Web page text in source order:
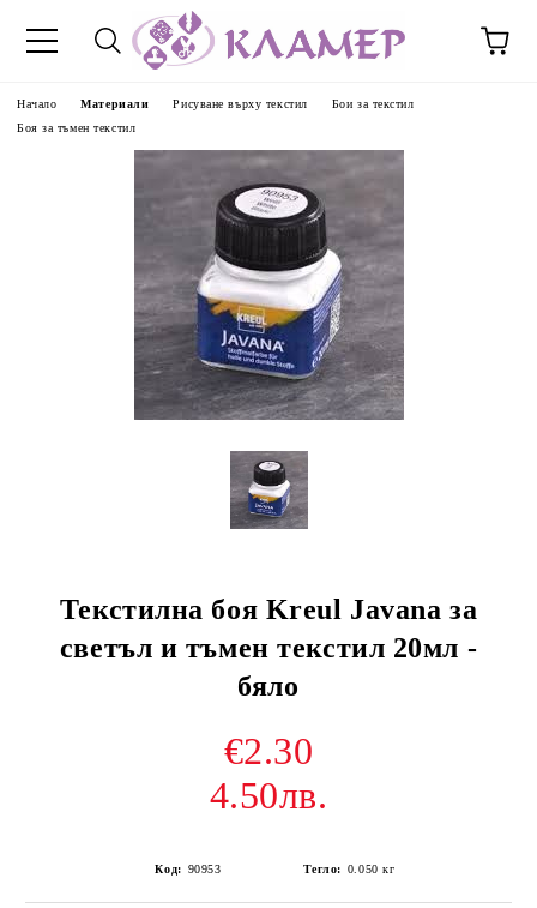
Начало Материали Рисуване върху текстил
Бои за текстил
Боя за тъмен текстил
Текстилна боя Kreul Javana за
светъл и тъмен текстил 20мл -
бяло
€2.30
4.50лв.
Код: 90953 Тегло: 0.050 кг